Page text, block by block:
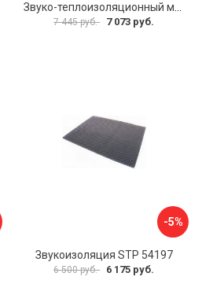
Звуко-теплоизоляционный материал Шумофф Комфорт 10 УТ000000298
7 445 руб. 7 073 руб.
-5%
Звукоизоляция STP 54197
6 500 руб. 6 175 руб.